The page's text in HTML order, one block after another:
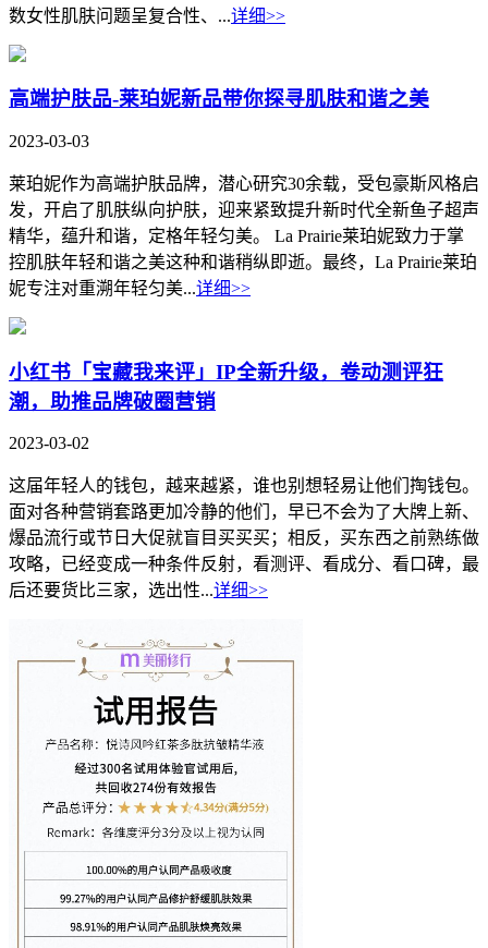
数女性肌肤问题呈复合性、...详细>>
高端护肤品-莱珀妮新品带你探寻肌肤和谐之美
2023-03-03
莱珀妮作为高端护肤品牌，潜心研究30余载，受包豪斯风格启
发，开启了肌肤纵向护肤，迎来紧致提升新时代全新鱼子超声
精华，蕴升和谐，定格年轻匀美。 La Prairie莱珀妮致力于掌
控肌肤年轻和谐之美这种和谐稍纵即逝。最终，La Prairie莱珀
妮专注对重溯年轻匀美...详细>>
小红书「宝藏我来评」IP全新升级，卷动测评狂
潮，助推品牌破圈营销
2023-03-02
这届年轻人的钱包，越来越紧，谁也别想轻易让他们掏钱包。
面对各种营销套路更加冷静的他们，早已不会为了大牌上新、
爆品流行或节日大促就盲目买买买；相反，买东西之前熟练做
攻略，已经变成一种条件反射，看测评、看成分、看口碑，最
后还要货比三家，选出性...详细>>